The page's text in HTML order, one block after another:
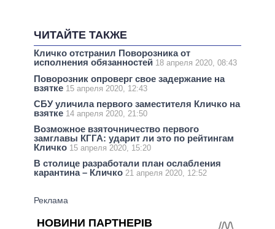
ЧИТАЙТЕ ТАКЖЕ
Кличко отстранил Поворозника от
исполнения обязанностей 18 апреля 2020, 08:43
Поворозник опроверг свое задержание на
взятке 15 апреля 2020, 12:43
СБУ уличила первого заместителя Кличко на
взятке 14 апреля 2020, 21:50
Возможное взяточничество первого
замглавы КГГА: ударит ли это по рейтингам
Кличко 15 апреля 2020, 15:20
В столице разработали план ослабления
карантина – Кличко 21 апреля 2020, 12:52